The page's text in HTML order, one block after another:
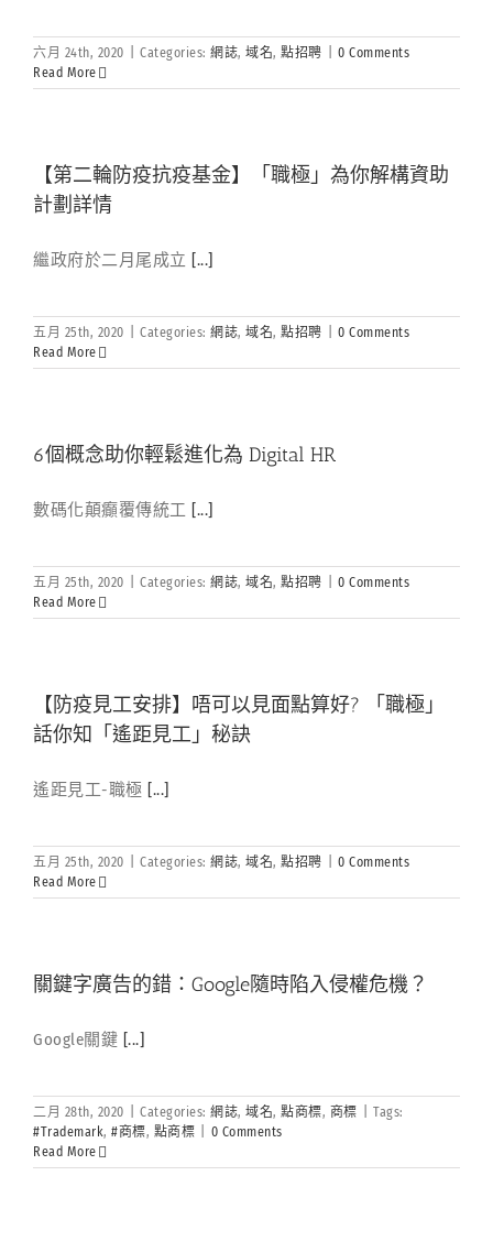
六月 24th, 2020 Categories: 網誌, 域名, 點招聘
0 Comments
Read More
【第二輪防疫抗疫基金】「職極」為你解構資助
計劃詳情
繼政府於二月尾成立 [...]
五月 25th, 2020 Categories: 網誌, 域名, 點招聘
0 Comments
Read More
6個概念助你輕鬆進化為 Digital HR
數碼化顛癲覆傳統工 [...]
五月 25th, 2020 Categories: 網誌, 域名, 點招聘
0 Comments
Read More
【防疫見工安排】唔可以見面點算好? 「職極」
話你知「遙距見工」秘訣
遙距見工-職極 [...]
五月 25th, 2020 Categories: 網誌, 域名, 點招聘
0 Comments
Read More
關鍵字廣告的錯：Google隨時陷入侵權危機？
Google關鍵 [...]
二月 28th, 2020 Categories: 網誌, 域名, 點商標, 商標
Tags:
#Trademark, #商標, 點商標
0 Comments
Read More